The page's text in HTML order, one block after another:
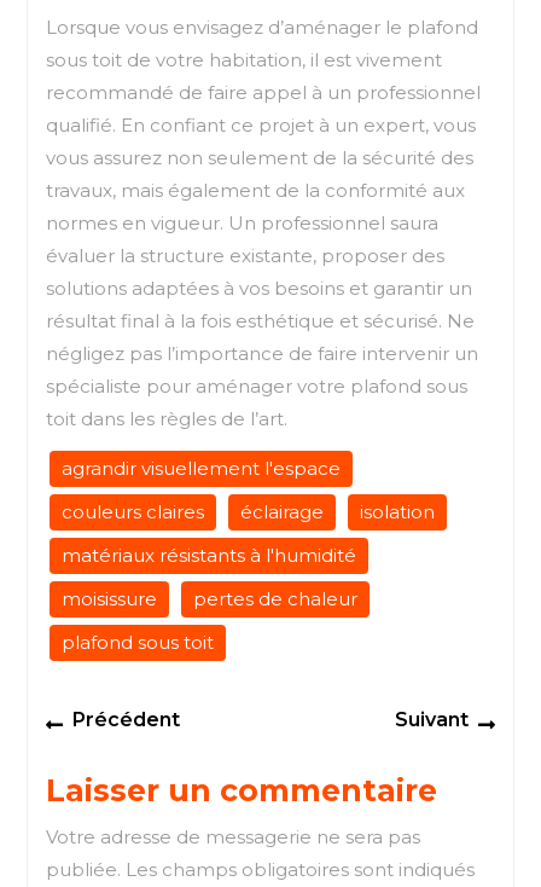
Lorsque vous envisagez d’aménager le plafond
sous toit de votre habitation, il est vivement
recommandé de faire appel à un professionnel
qualifié. En confiant ce projet à un expert, vous
vous assurez non seulement de la sécurité des
travaux, mais également de la conformité aux
normes en vigueur. Un professionnel saura
évaluer la structure existante, proposer des
solutions adaptées à vos besoins et garantir un
résultat final à la fois esthétique et sécurisé. Ne
négligez pas l’importance de faire intervenir un
spécialiste pour aménager votre plafond sous
toit dans les règles de l’art.
agrandir visuellement l'espace
couleurs claires
éclairage
isolation
matériaux résistants à l'humidité
moisissure
pertes de chaleur
plafond sous toit
Navigation
de
l’article
PrécédentPrevious
Suivant
Laisser un commentaire
Votre adresse de messagerie ne sera pas
publiée. Les champs obligatoires sont indiqués